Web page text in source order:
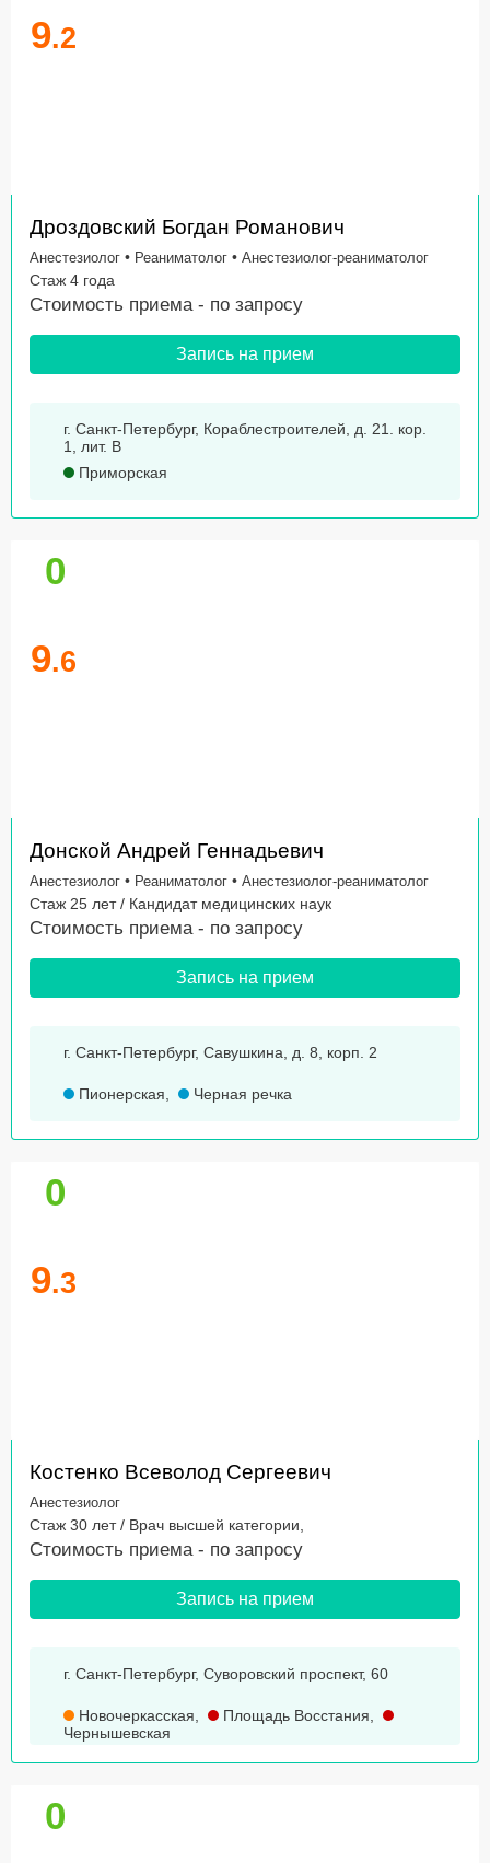
9.2
Дроздовский Богдан Романович
Анестезиолог • Реаниматолог • Анестезиолог-реаниматолог
Стаж 4 года
Стоимость приема - по запросу
Запись на прием
г. Санкт-Петербург, Кораблестроителей, д. 21. кор.
1, лит. В
Приморская
0
9.6
Донской Андрей Геннадьевич
Анестезиолог • Реаниматолог • Анестезиолог-реаниматолог
Стаж 25 лет / Кандидат медицинских наук
Стоимость приема - по запросу
Запись на прием
г. Санкт-Петербург, Савушкина, д. 8, корп. 2
Пионерская, Черная речка
0
9.3
Костенко Всеволод Сергеевич
Анестезиолог
Стаж 30 лет / Врач высшей категории,
Стоимость приема - по запросу
Запись на прием
г. Санкт-Петербург, Суворовский проспект, 60
Новочеркасская, Площадь Восстания,
Чернышевская
0